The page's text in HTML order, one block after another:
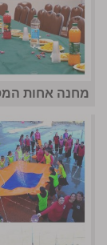
מחנה אחות